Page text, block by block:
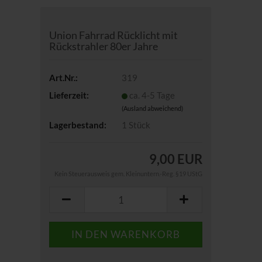
Union Fahrrad Rücklicht mit
Rückstrahler 80er Jahre
Art.Nr.:
319
Lieferzeit:
ca. 4-5 Tage
(Ausland abweichend)
Lagerbestand: 1 Stück
9,00 EUR